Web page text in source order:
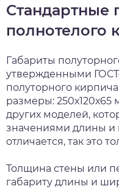
Стандартные
полнотелого
Габариты
утвержденными
полуторного
размеры: 250х120х65
других моделей,
значениями длины и
отличается, так это
Толщина стены или
габариту длины и